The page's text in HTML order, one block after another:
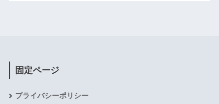
固定ページ
プライバシーポリシー